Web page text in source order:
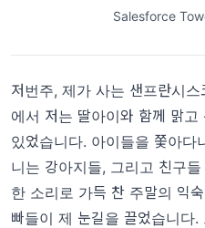
Salesforce
저번주, 제가 사는 샌프란시
에서 저는 딸아이와 함께 맑
있었습니다. 아이들을 쫓아
니는 강아지들, 그리고 친구
한 소리로 가득 찬 주말의 익
빠들이 제 눈길을 끌었습니다